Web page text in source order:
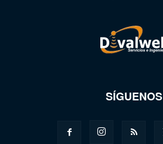
SÍGUENOS